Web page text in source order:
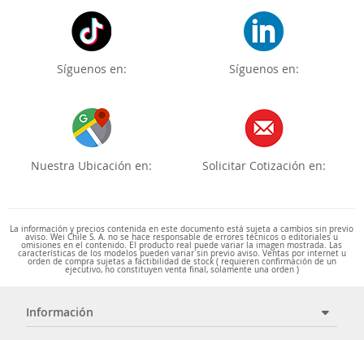
Síguenos en: Síguenos en:
Nuestra Ubicación en: Solicitar Cotización en:
La información y precios contenida en este documento está sujeta a cambios sin previo
aviso. Wei Chile S. A. no se hace responsable de errores técnicos o editoriales u
omisiones en el contenido. El producto real puede variar la imagen mostrada. Las
características de los modelos pueden variar sin previo aviso. Ventas por internet u
orden de compra sujetas a factibilidad de stock ( requieren confirmación de un
ejecutivo, no constituyen venta final, solamente una orden )
Información